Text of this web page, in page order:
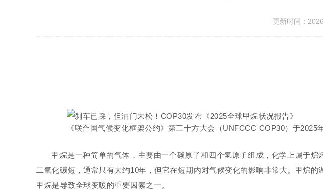
更新时间：
《联合国气候变化框架公约》第三十方大会（UNFCCC COP30）于
甲烷是一种简单的气体，主要由一个碳原子和四个氢原子组成，化学上属于
二氧化碳短，通常只有大约10年，但它在短期内对气候变化的影响非常大。甲烷
甲烷是导致全球变暖的重要因素之一。